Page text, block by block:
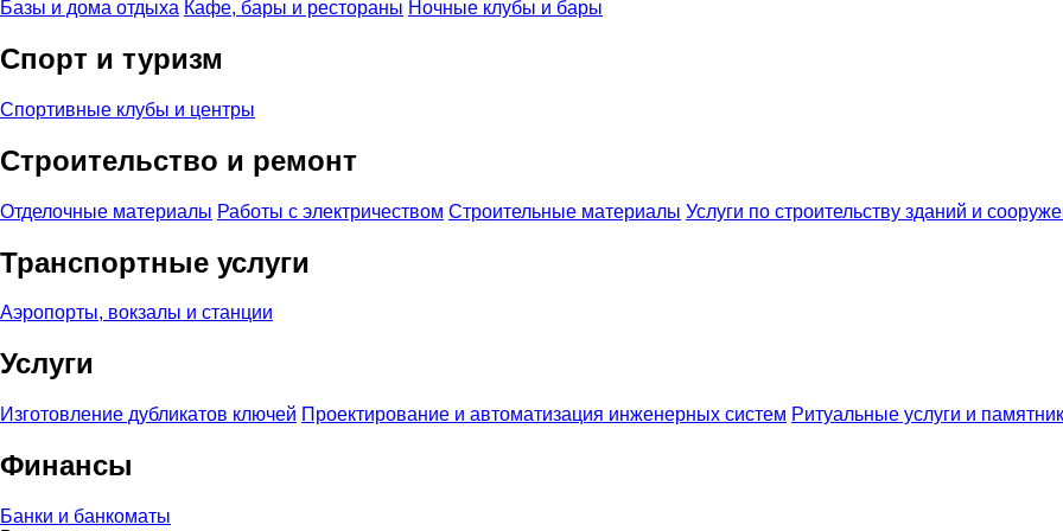
Базы и дома отдыха Кафе, бары и рестораны Ночные клубы и бары
Спорт и туризм
Спортивные клубы и центры
Строительство и ремонт
Отделочные материалы Работы с электричеством Строительные материалы Услуги по строительству зданий и
Транспортные услуги
Аэропорты, вокзалы и станции
Услуги
Изготовление дубликатов ключей Проектирование и автоматизация инженерных систем Ритуальные услуги и
Финансы
Банки и банкоматы